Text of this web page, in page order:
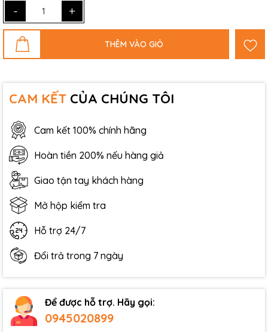
- +
THÊM VÀO GIỎ
CAM KẾT CỦA CHÚNG TÔI
Cam kết 100% chính hãng
Hoàn tiền 200% nếu hàng giả
Giao tận tay khách hàng
Mở hộp kiểm tra
Hỗ trợ 24/7
Đổi trả trong 7 ngày
Để được hỗ trợ. Hãy gọi:
0945020899